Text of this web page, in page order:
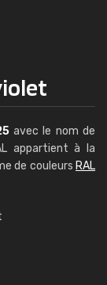
avec le nom de
appartient à la
de couleurs RAL